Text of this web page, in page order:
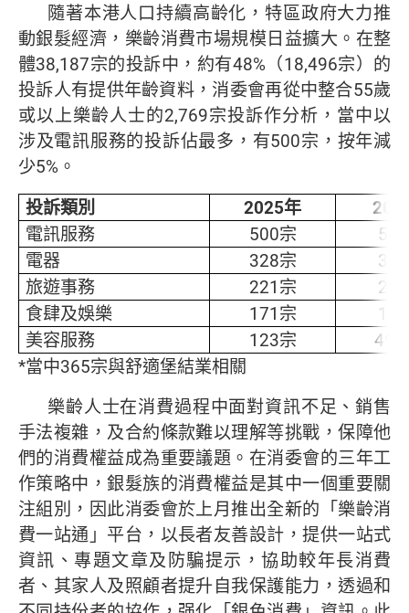
隨著本港人口持續高齡化，特區政府大力推
動銀髮經濟，樂齡消費市場規模日益擴大。在整
體38,187宗的投訴中，約有48%（18,496宗）的
投訴人有提供年齡資料，消委會再從中整合55歲
或以上樂齡人士的2,769宗投訴作分析，當中以
涉及電訊服務的投訴佔最多，有500宗，按年減
少5%。
投訴類別
2025年
電訊服務
500宗
電器
328宗
旅遊事務
221宗
食肆及娛樂
171宗
美容服務
123宗
492
*當中365宗與舒適堡結業相關
樂齡人士在消費過程中面對資訊不足、銷售
手法複雜，及合約條款難以理解等挑戰，保障他
們的消費權益成為重要議題。在消委會的三年工
作策略中，銀髮族的消費權益是其中一個重要關
注組別，因此消委會於上月推出全新的「樂齡消
費一站通」平台，以長者友善設計，提供一站式
資訊、專題文章及防騙提示，協助較年長消費
者、其家人及照顧者提升自我保護能力，透過和